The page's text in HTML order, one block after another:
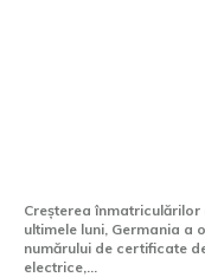
Creșterea
ultimele luni, Germania a
numărului de certificate
electrice,...